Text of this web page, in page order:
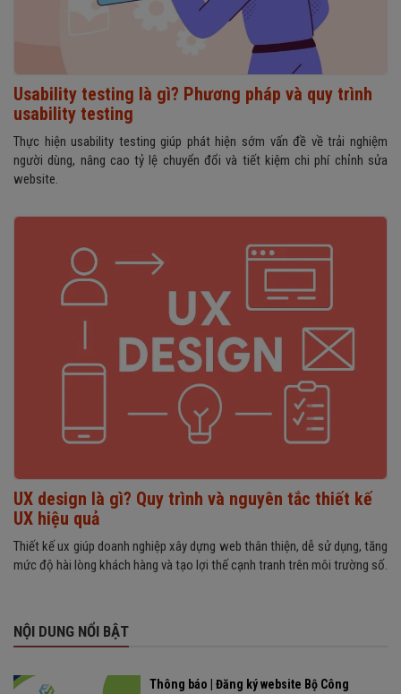
Usability testing là gì? Phương pháp và quy trình
usability testing
Thực hiện usability testing giúp phát hiện sớm vấn đề về trải nghiệm
người dùng, nâng cao tỷ lệ chuyển đổi và tiết kiệm chi phí chỉnh sửa
website.
UX design là gì? Quy trình và nguyên tắc thiết kế
UX hiệu quả
Thiết kế ux giúp doanh nghiệp xây dựng web thân thiện, dễ sử dụng, tăng
mức độ hài lòng khách hàng và tạo lợi thế cạnh tranh trên môi trường số.
NỘI DUNG NỔI BẬT
Thông báo | Đăng ký website Bộ Công